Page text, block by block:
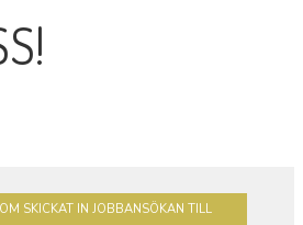
SKICKAT IN JOBBANSÖKAN TILL